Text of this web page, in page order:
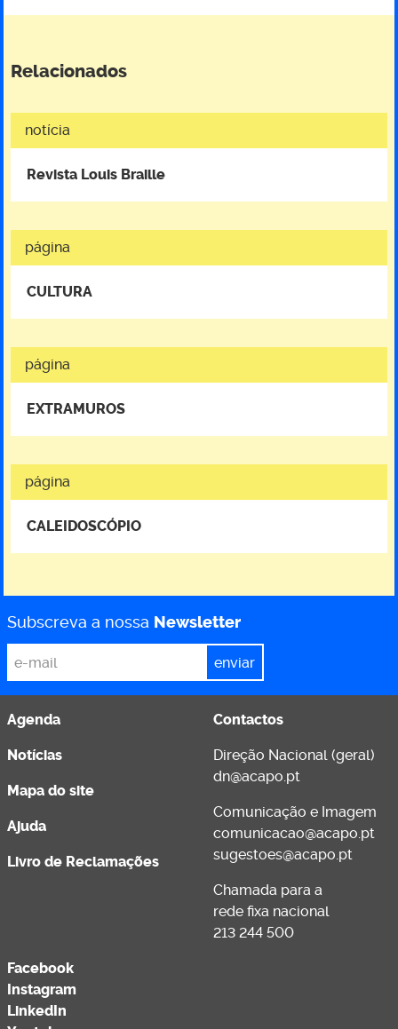
Relacionados
notícia
Revista Louis Braille
página
CULTURA
página
EXTRAMUROS
página
CALEIDOSCÓPIO
Subscreva a nossa Newsletter
Email*
Agenda
Notícias
Mapa do site
Ajuda
Livro de Reclamações
Contactos
Direção Nacional (geral)
dn@acapo.pt
Comunicação e Imagem
comunicacao@acapo.pt
sugestoes@acapo.pt
Chamada para a
rede fixa nacional
213 244 500
Facebook
Instagram
LinkedIn